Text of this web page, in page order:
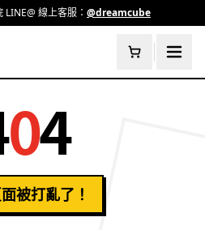
線上客服： @dreamcube
04
被打亂了！